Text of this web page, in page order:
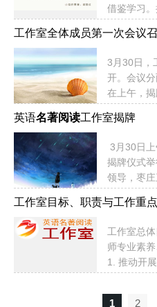
借鉴学习
工作室全体成员第一次会议
3月30日，
开。会议
在上午，揭
见，对工作
体成员会
开。会上
号，工作
与工作重点
员，让大
会上还讨
后，工作
英语名著阅读工作室揭牌
3月30日
揭牌仪式
领导，枣庄
建英语名著
体成员做
备情况做
了建议。
工作室目标、职责与工作重点
工作室总
师专业素
1. 推动开
打造优秀教
1 2